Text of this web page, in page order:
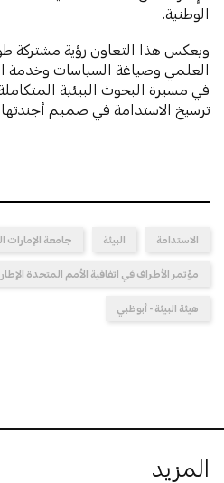
الوطنية.
ويعكس هذا التعاون رؤية مشتركة
العلمي وصياغة السياسات وخدمة
في مسيرة البحوث البيئية
ترسيخ الاستدامة في صميم أجندتها
الاستدامة البيئة جامعة الإمارات
مؤتمر الأطراف في اتفاقية الأمم المتحدة
هيئة البيئة - أبوظبي
المزيد